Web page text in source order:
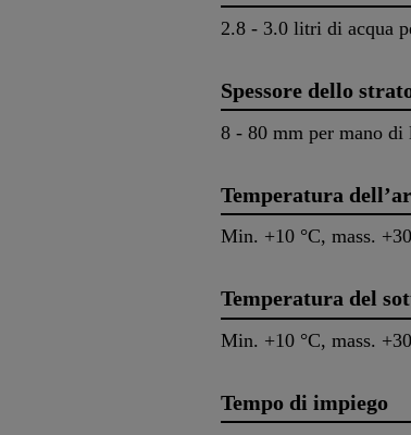
2.8 - 3.0 litri di acqua
Spessore dello
8 - 80 mm per mano di
Temperatura
Min. +10 °C, mass.
Temperatura del
Min. +10 °C, mass.
Tempo di impiego